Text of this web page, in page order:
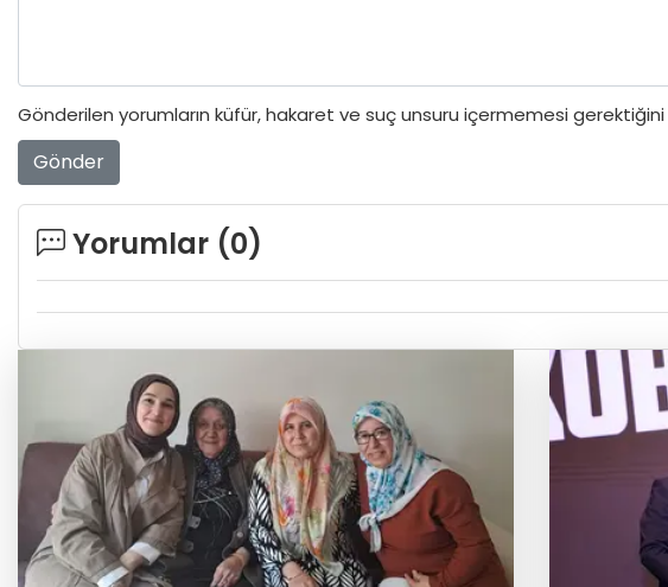
Gönderilen yorumların küfür, hakaret ve suç unsuru içermemesi gerektiğini
Gönder
Yorumlar (0)